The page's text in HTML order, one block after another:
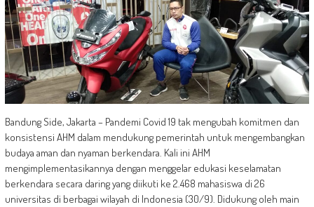
Bandung Side, Jakarta – Pandemi Covid 19 tak mengubah komitmen dan
konsistensi AHM dalam mendukung pemerintah untuk mengembangkan
budaya aman dan nyaman berkendara. Kali ini AHM
mengimplementasikannya dengan menggelar edukasi keselamatan
berkendara secara daring yang diikuti ke 2.468 mahasiswa di 26
universitas di berbagai wilayah di Indonesia (30/9). Didukung oleh main